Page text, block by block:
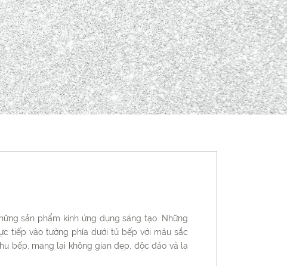
sản phẩm kính ứng dụng sáng tạo. Những
tiếp vào tường phía dưới tủ bếp với màu sắc
bếp, mang lại không gian đẹp, độc đáo và lạ